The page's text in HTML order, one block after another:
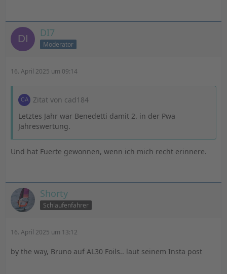
DI7
Moderator
16. April 2025 um 09:14
Zitat von cad184
Letztes Jahr war Benedetti damit 2. in der Pwa
Jahreswertung.
Und hat Fuerte gewonnen, wenn ich mich recht erinnere.
Shorty
Schlaufenfahrer
16. April 2025 um 13:12
by the way, Bruno auf AL30 Foils.. laut seinem Insta post